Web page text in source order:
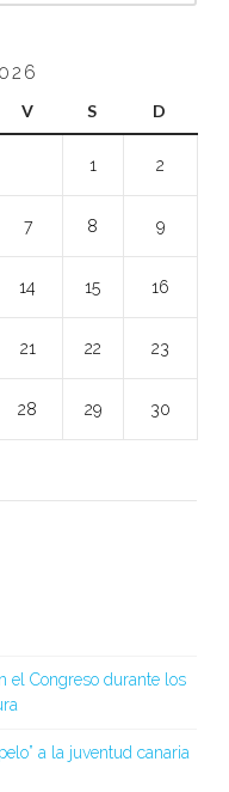
V S D
1 2
7 8 9
14 15 16
21 22 23
28 29 30
el Congreso durante los
a la juventud canaria